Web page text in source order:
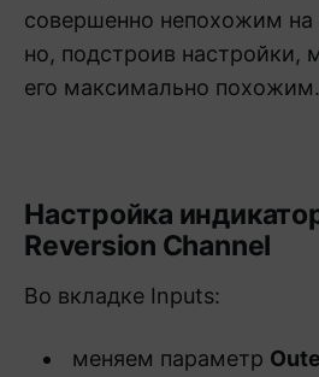
совершенно непохожим на
но, подстроив
его максимально похожим.
Настройка
Reversion Channel
Во вкладке Inputs:
меняем параметр